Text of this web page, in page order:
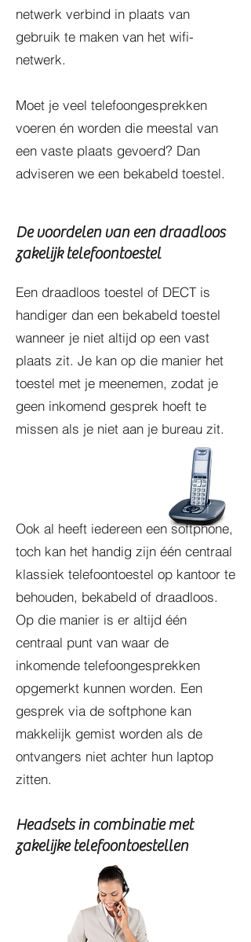
netwerk verbind in plaats van
gebruik te maken van het wifi-
netwerk.
Moet je veel telefoongesprekken
voeren én worden die meestal van
een vaste plaats gevoerd? Dan
adviseren we een bekabeld toestel.
De voordelen van een draadloos
zakelijk telefoontoestel
Een draadloos toestel of DECT is
handiger dan een bekabeld toestel
wanneer je niet altijd op een vast
plaats zit. Je kan op die manier het
toestel met je meenemen, zodat je
geen inkomend gesprek hoeft te
missen als je niet aan je bureau zit.
Ook al heeft iedereen een softphone,
toch kan het handig zijn één centraal
klassiek telefoontoestel op kantoor te
behouden, bekabeld of draadloos.
Op die manier is er altijd één
centraal punt van waar de
inkomende telefoongesprekken
opgemerkt kunnen worden. Een
gesprek via de softphone kan
makkelijk gemist worden als de
ontvangers niet achter hun laptop
zitten.
Headsets in combinatie met
zakelijke telefoontoestellen